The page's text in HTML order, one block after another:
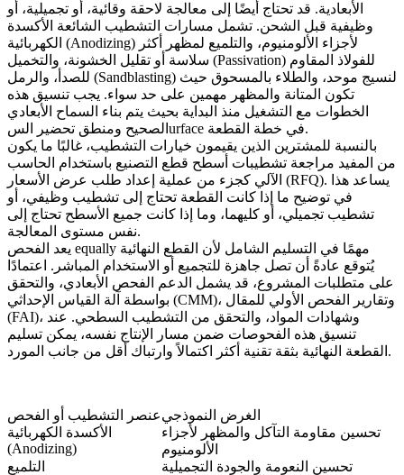
الأبعادية. قد تحتاج أيضًا إلى معالجة لاحقة وقائية، أو تجميلية، أو
وظيفية قبل الشحن. تشمل مسارات التشطيب الشائعة الأكسدة
الكهربائية (Anodizing) لأجزاء الألومنيوم، والتلميع لمظهر أكثر
سلاسة أو تقليل الخشونة، والتخميل (Passivation) للفولاذ المقاوم
للصدأ، والرمل (Sandblasting) لنسيج موحد، والطلاء بالمسحوق حيث
تكون المتانة والمظهر مهمين على حد سواء. يجب تنسيق هذه
الخطوات مع التشغيل منذ البداية بحيث يتم بناء السماح الأبعادي
الصحيح ومنطق تحضير السurface في خطة القطعة.
بالنسبة للمشترين الذين يقيمون خيارات التشطيب، غالبًا ما يكون
من المفيد مراجعة تشطيبات أسطح قطع التصنيع باستخدام الحاسب
الآلي كجزء من عملية إعداد طلب عرض الأسعار (RFQ). يساعد هذا
في توضيح ما إذا كانت القطعة تحتاج إلى تشطيب وظيفي، أو
تشطيب تجميلي، أو كليهما، وما إذا كانت جميع الأسطح تحتاج إلى
نفس مستوى المعالجة.
يعد الفحص equally مهمًا في التسليم الشامل لأن القطع النهائية
يُتوقع عادةً أن تصل جاهزة للتجميع أو الاستخدام المباشر. اعتمادًا
على متطلبات المشروع، قد يشمل الدعم الفحص الأبعادي، والتحقق
بواسطة آلة القياس الإحداثي (CMM)، وتقارير الفحص الأولي للمقال
(FAI)، وشهادات المواد، والتحقق من التشطيب السطحي. عند
تنسيق هذه الفحوصات ضمن مسار الإنتاج نفسه، يمكن تسليم
القطعة النهائية بثقة تقنية أكثر اكتمالاً وارتباك أقل من جانب المورد.
عنصر التشطيب أو الفحصالغرض النموذجي
الأكسدة الكهربائية
(Anodizing)
تحسين مقاومة التآكل والمظهر لأجزاء
الألومنيوم
التلميع
تحسين النعومة والجودة التجميلية